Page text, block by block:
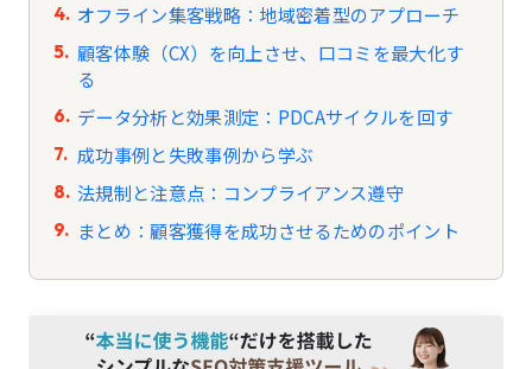
オフライン集客戦略：地域密着型のアプローチ
顧客体験（CX）を向上させ、口コミを最大化す
る
データ分析と効果測定：PDCAサイクルを回す
成功事例と失敗事例から学ぶ
法規制と注意点：コンプライアンス遵守
まとめ：顧客獲得を成功させるためのポイント